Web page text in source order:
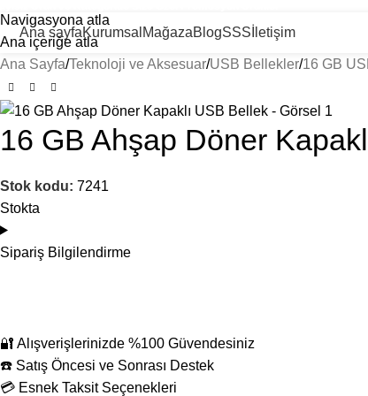
Navigasyona atla
Ana içeriğe atla
Ana sayfaKurumsal MağazaBlogSSS İletişim
Ana Sayfa Teknoloji ve Aksesuar USB Bellekler 16 GB
16 GB Ahşap Döner
Stok kodu: 7241
Stokta
Sipariş Bilgilendirme
🔐 Alışverişlerinizde %100 Güvendesiniz
☎️ Satış Öncesi ve Sonrası Destek
💳 Esnek Taksit Seçenekleri